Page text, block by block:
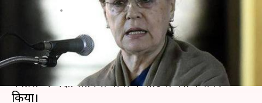
प्रमोद कुमार Apr 14, 2020 12:22 pm
क्या है खबर?
प्रधानमंत्री मोदी के देश के नाम संबोधन से कुछ घंटे पहले
कांग्रेस अध्यक्षा सोनिया गांधी ने वीडियो मैसेज शेयर
किया।